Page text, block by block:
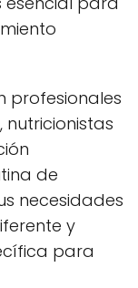
profesionales
de
necesidades
y
para